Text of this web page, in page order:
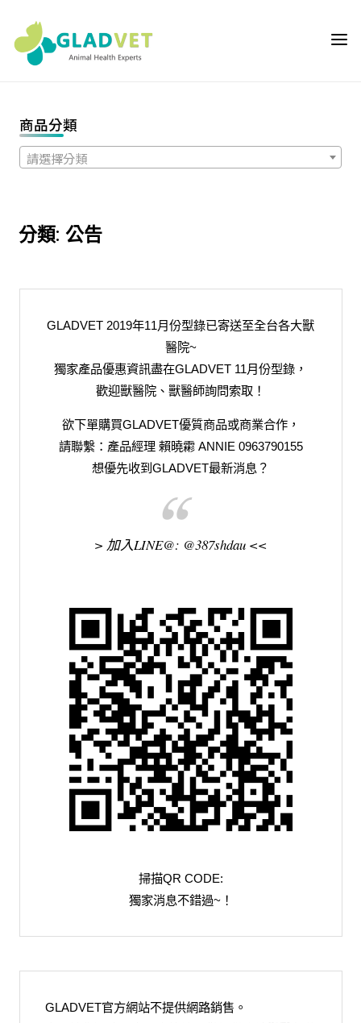
content
商品分類
請選擇分類
分類: 公告
GLADVET 2019年11月份型錄已寄送至全台各大獸
醫院~
獨家產品優惠資訊盡在GLADVET 11月份型錄，
歡迎獸醫院、獸醫師詢問索取！
欲下單購買GLADVET優質商品或商業合作，
請聯繫：產品經理 賴曉霦 ANNIE 0963790155
想優先收到GLADVET最新消息？
> 加入LINE@: @387shdau <<
掃描QR CODE:
獨家消息不錯過~！
GLADVET官方網站不提供網路銷售。